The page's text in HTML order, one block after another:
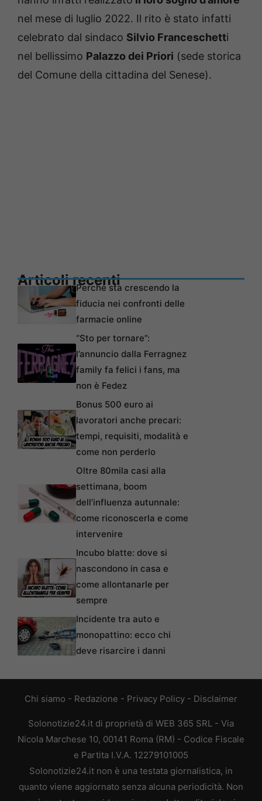
nel mese di luglio 2022. Il rito è stato infatti
celebrato dal sindaco Silvio Franceschetti
nel bellissimo Palazzo dei Priori (sede storica
del Comune della cittadina del Senese).
Articoli recentiPerché sta crescendo la
fiducia nei confronti delle
farmacie online
“Sto per tornare”:
l’annuncio dalla Ferragnez
family fa felici i fans, ma
non è Fedez
Bonus 500 euro ai
lavoratori anche precari:
tempi, requisiti, modalità e
come non perderlo
Oltre 80mila casi alla
settimana, boom
dell’influenza autunnale:
come riconoscerla e come
intervenire
Incubo blatte: dove si
nascondono in casa e
come allontanarle per
sempre
Incidente tra auto e
monopattino: ecco chi
deve risarcire i danni
Chi siamo - Redazione - Privacy Policy - Disclaimer
Solonotizie24.it di proprietà di WEB 365 SRL - Via
Nicola Marchese 10, 00141 Roma (RM) - Codice Fiscale
e Partita I.V.A. 12279101005
Solonotizie24.it non è una testata giornalistica, in
quanto viene aggiornato senza alcuna periodicità. Non